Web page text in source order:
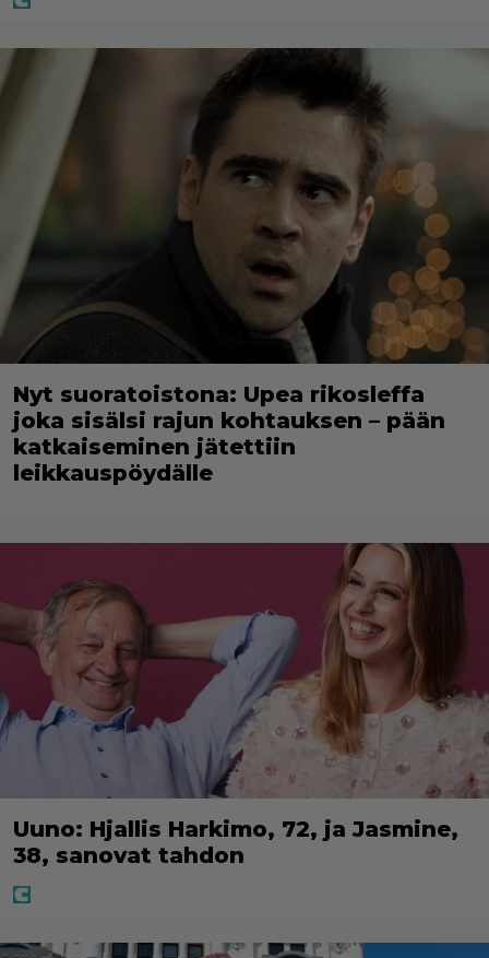
Nyt suoratoistona: Upea rikosleffa
joka sisälsi rajun kohtauksen – pään
katkaiseminen jätettiin
leikkauspöydälle
Uuno: Hjallis Harkimo, 72, ja Jasmine,
38, sanovat tahdon